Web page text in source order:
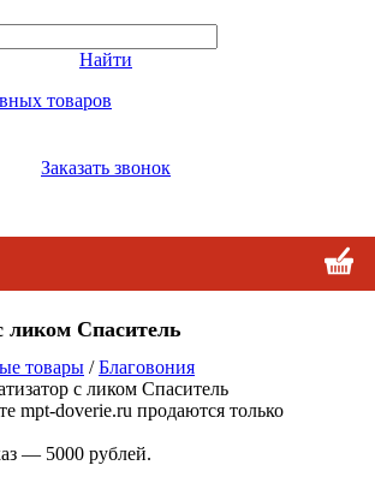
Найти
товаров
Заказать звонок
ликом Спаситель
товары /Благовония
с ликом Спаситель
mpt-doverie.ru продаются только
— 5000 рублей.